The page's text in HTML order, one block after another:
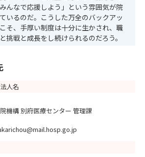
んなで応援しよう」という雰囲気が院
いるのだ。こうした万全のバックアッ
そ、手厚い制度は十分に生かされ、職
挑戦と成長をし続けられるのだろう。
人名
機構 別府医療センター 管理課